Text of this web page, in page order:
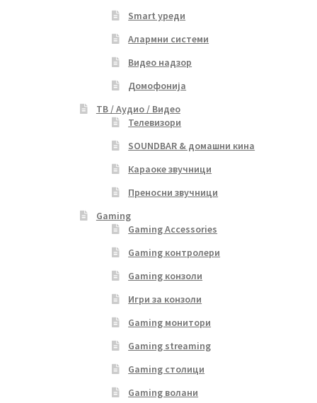
Smart уреди
Алармни системи
Видео надзор
Домофонија
ТВ / Аудио / Видео
Телевизори
SOUNDBAR & домашни кина
Караоке звучници
Преносни звучници
Gaming
Gaming Accessories
Gaming контролери
Gaming конзоли
Игри за конзоли
Gaming монитори
Gaming streaming
Gaming столици
Gaming волани